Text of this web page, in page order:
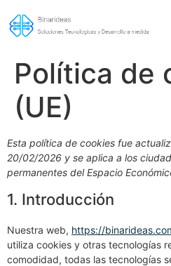
Política de
(UE)
Esta política de cookies fue
20/02/2026 y se aplica a los
permanentes del Espacio
1. Introducción
Nuestra web, https://
utiliza cookies y otras tecnologías
comodidad, todas las tecnologías